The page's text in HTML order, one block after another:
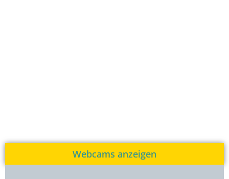
Webcams anzeigen